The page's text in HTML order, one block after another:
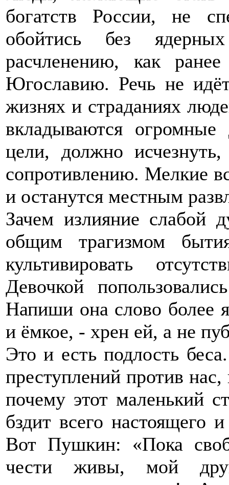
богатств России, не
обойтись без
расчленению, как
Югославию. Речь не
жизнях и страданиях
вкладываются
цели, должно
сопротивлению. Мелкие
и останутся местным
Зачем излияние слабой
общим трагизмом
культивировать
Девочкой
Напиши она слово более
и ёмкое, - хрен ей, а не
Это и есть подлость
преступлений против
почему этот маленький
бздит всего настоящего
Вот Пушкин: «Пока
чести живы, мой